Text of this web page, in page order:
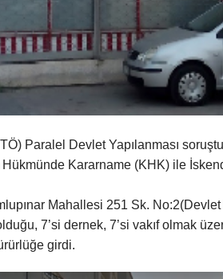
Paralel Devlet Yapılanması
Kararname (KHK) ile
Mahallesi 251 Sk.
7’si dernek, 7’si vakıf olmak
girdi.